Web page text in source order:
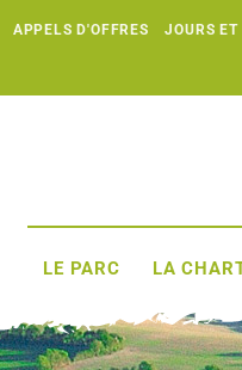
APPELS D'OFFRES JOURS ET
LE PARC LA